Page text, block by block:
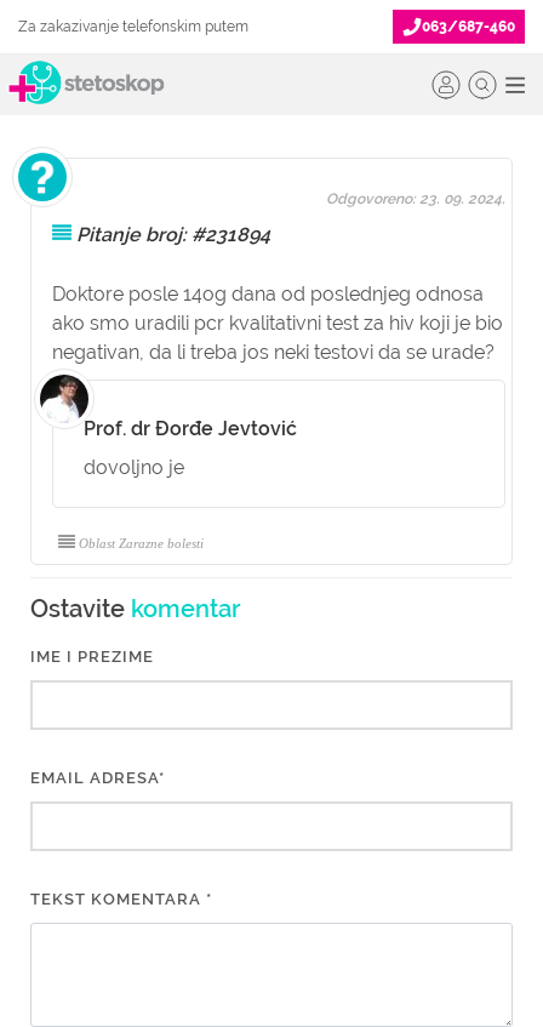
Za zakazivanje telefonskim putem 063/687-460
Pitanje broj: #231894
Doktore posle 14og dana od poslednjeg odnosa
ako smo uradili pcr kvalitativni test za hiv koji je bio
negativan, da li treba jos neki testovi da se urade?
Odgovoreno: 23. 09. 2024.
Prof. dr Đorđe Jevtović
dovoljno je
Oblast Zarazne bolesti
Ostavite komentar
IME I PREZIME
EMAIL ADRESA*
TEKST KOMENTARA *